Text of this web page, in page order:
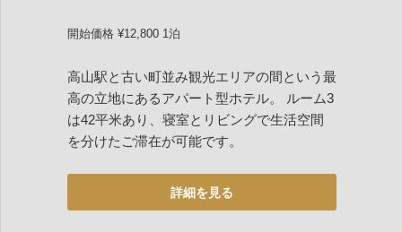
開始価格 ¥12,800 1泊
高山駅と古い町並み観光エリアの間という最
高の立地にあるアパート型ホテル。 ルーム3
は42平米あり、寝室とリビングで生活空間
を分けたご滞在が可能です。